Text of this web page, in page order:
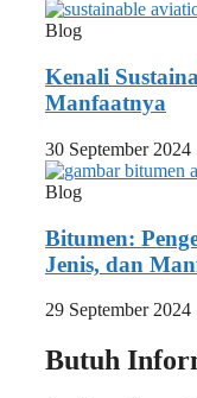
Blog
Kenali
Manfaatnya
30 September 2024
Blog
Bitumen:
Jenis, dan
29 September 2024
Butuh